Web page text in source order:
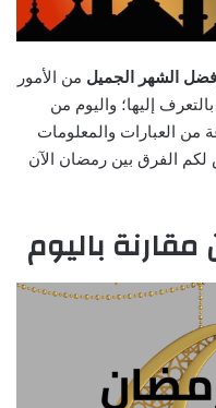
الشهر الجميل من الأمور
إليها؛ واليوم من
من العبارات والمعلومات
الفرق بين رمضان الآن
باليوم